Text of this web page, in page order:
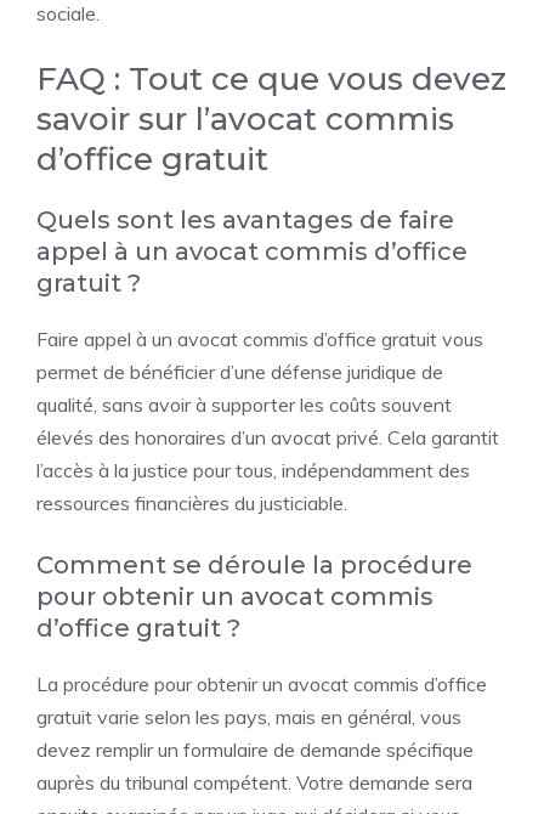
sociale.
FAQ : Tout ce que vous devez
savoir sur l’avocat commis
d’office gratuit
Quels sont les avantages de faire
appel à un avocat commis d’office
gratuit ?
Faire appel à un avocat commis d’office gratuit vous
permet de bénéficier d’une défense juridique de
qualité, sans avoir à supporter les coûts souvent
élevés des honoraires d’un avocat privé. Cela garantit
l’accès à la justice pour tous, indépendamment des
ressources financières du justiciable.
Comment se déroule la procédure
pour obtenir un avocat commis
d’office gratuit ?
La procédure pour obtenir un avocat commis d’office
gratuit varie selon les pays, mais en général, vous
devez remplir un formulaire de demande spécifique
auprès du tribunal compétent. Votre demande sera